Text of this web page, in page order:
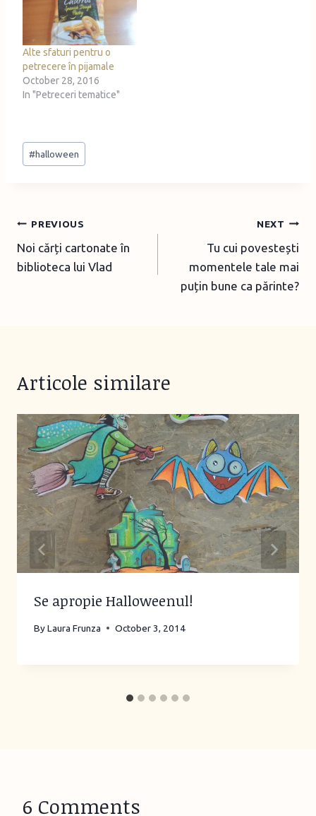
Alte sfaturi pentru o
petrecere în pijamale
October 28, 2016
In "Petreceri tematice"
Post
Tags:
#halloween
Post
navigation
PREVIOUS
Noi cărți cartonate în
biblioteca lui Vlad
NEXT
Tu cui povestești
momentele tale mai
puțin bune ca părinte?
Articole similare
Se apropie Halloweenul!
ByLaura Frunza October 3, 2014
6 Comments